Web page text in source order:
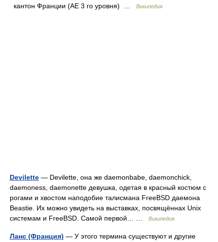
кантон Франции (АЕ 3 го уровня) …
Википедия
Devilette — Devilette, она же daemonbabe, daemonchick,
daemoness, daemonette девушка, одетая в красный костюм с
рогами и хвостом наподобие талисмана FreeBSD даемона
Beastie. Их можно увидеть на выставках, посвящённах Unix
системам и FreeBSD. Самой первой… …
Википедия
Ланс (Франция) — У этого термина существуют и другие